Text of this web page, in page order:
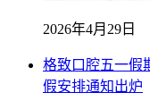
2026年4月29日
格致口腔五一假
假安排通知出炉